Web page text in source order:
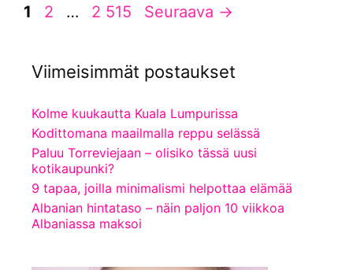
Sivu
1 Sivu
2 … Sivu
2 515 Seuraava →
Viimeisimmät postaukset
Kolme kuukautta Kuala Lumpurissa
Kodittomana maailmalla reppu selässä
Paluu Torreviejaan – olisiko tässä uusi
kotikaupunki?
9 tapaa, joilla minimalismi helpottaa elämää
Albanian hintataso – näin paljon 10 viikkoa
Albaniassa maksoi